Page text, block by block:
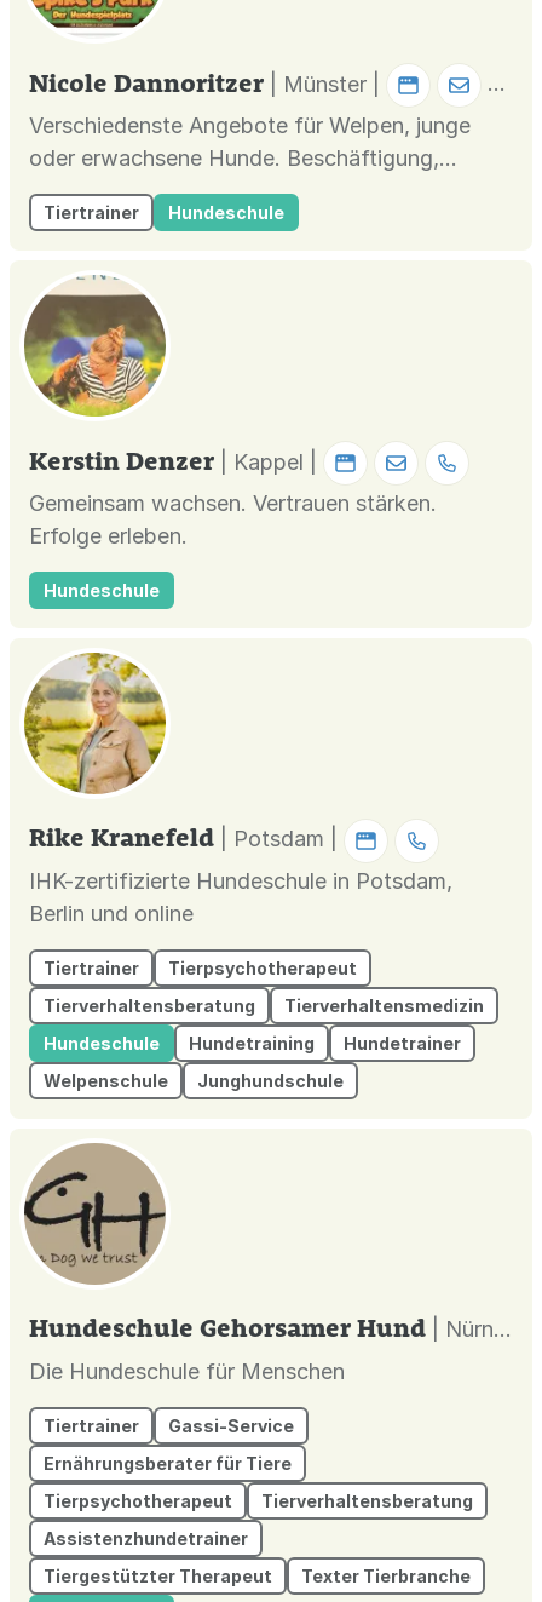
Nicole Dannoritzer
| Münster |
Verschiedenste Angebote für Welpen, junge
oder erwachsene Hunde. Beschäftigung,
Theorie- Vorträge, Anti-Giftköder, OnLein-
Training (an der Leine)… langweilig wird’s nicht.
zum gegenseitigen Kennenlernen… 🐾
Tiertrainer Hundeschule
Kerstin Denzer
| Kappel |
Gemeinsam wachsen. Vertrauen stärken.
Erfolge erleben.
Hundeschule
Rike Kranefeld
| Potsdam |
IHK-zertifizierte Hundeschule in Potsdam,
Berlin und online
Tiertrainer
Tierpsychotherapeut
Tierverhaltensberatung
Tierverhaltensmedizin
Hundeschule
Hundetraining
Hundetrainer
Welpenschule
Junghundschule
Hundeschule Gehorsamer Hund
| Nürnberg |
Die Hundeschule für Menschen
Tiertrainer
Gassi-Service
Ernährungsberater für Tiere
Tierpsychotherapeut
Tierverhaltensberatung
Assistenzhundetrainer
Tiergestützter Therapeut
Texter Tierbranche